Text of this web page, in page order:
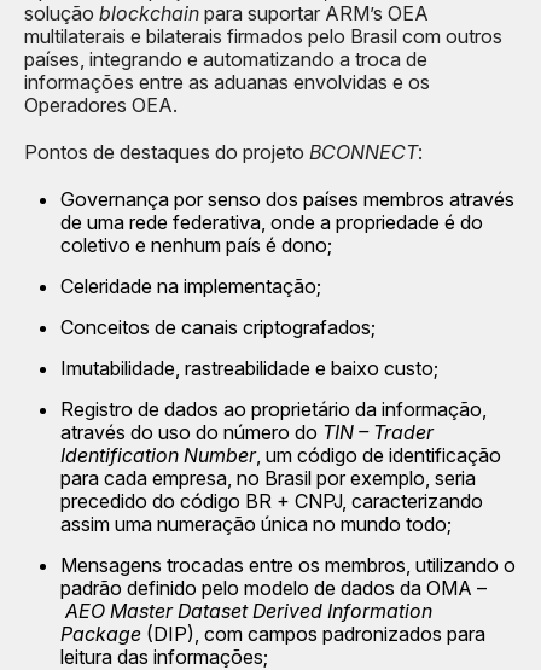
solução blockchain para suportar ARM’s OEA
multilaterais e bilaterais firmados pelo Brasil com outros
países, integrando e automatizando a troca de
informações entre as aduanas envolvidas e os
Operadores OEA.
Pontos de destaques do projeto BCONNECT:
Governança por senso dos países membros através
de uma rede federativa, onde a propriedade é do
coletivo e nenhum país é dono;
Celeridade na implementação;
Conceitos de canais criptografados;
Imutabilidade, rastreabilidade e baixo custo;
Registro de dados ao proprietário da informação,
através do uso do número do TIN – Trader
Identification Number, um código de identificação
para cada empresa, no Brasil por exemplo, seria
precedido do código BR + CNPJ, caracterizando
assim uma numeração única no mundo todo;
Mensagens trocadas entre os membros, utilizando o
padrão definido pelo modelo de dados da OMA –
AEO Master Dataset Derived Information
Package (DIP), com campos padronizados para
leitura das informações;